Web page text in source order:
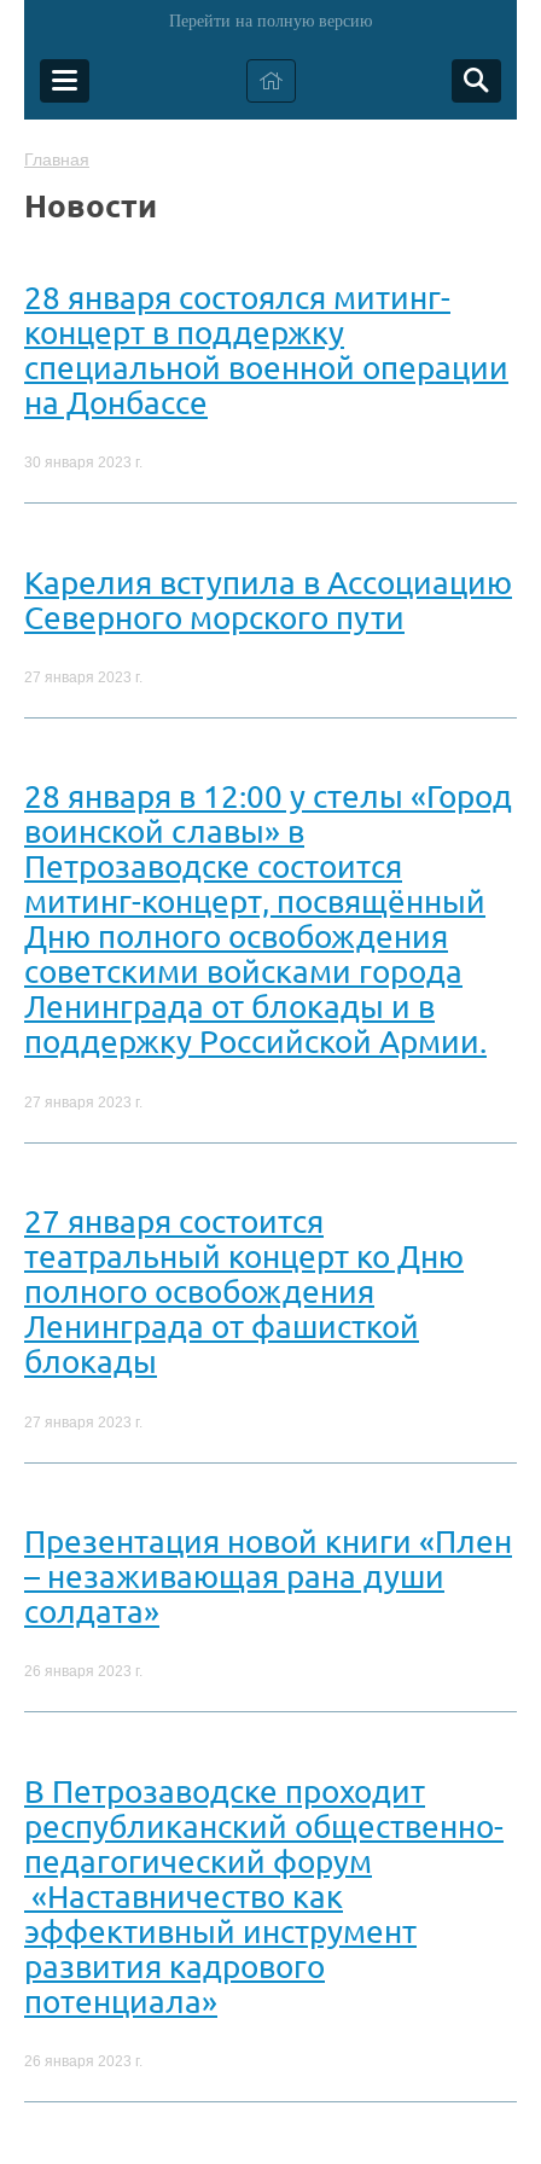
Перейти на полную версию
Главная
Новости
28 января состоялся митинг-
концерт в поддержку
специальной военной операции
на Донбассе
30 января 2023 г.
Карелия вступила в Ассоциацию
Северного морского пути
27 января 2023 г.
28 января в 12:00 у стелы «Город
воинской славы» в
Петрозаводске состоится
митинг-концерт, посвящённый
Дню полного освобождения
советскими войсками города
Ленинграда от блокады и в
поддержку Российской Армии.
27 января 2023 г.
27 января состоится
театральный концерт ко Дню
полного освобождения
Ленинграда от фашисткой
блокады
27 января 2023 г.
Презентация новой книги «Плен
– незаживающая рана души
солдата»
26 января 2023 г.
В Петрозаводске проходит
республиканский общественно-
педагогический форум
«Наставничество как
эффективный инструмент
развития кадрового
потенциала»
26 января 2023 г.